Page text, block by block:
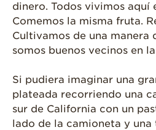
dinero. Todos vivimos aquí
Comemos la misma fruta.
Cultivamos de una manera
somos buenos vecinos en
Si pudiera imaginar una
plateada recorriendo una
sur de California con un
lado de la camioneta y una